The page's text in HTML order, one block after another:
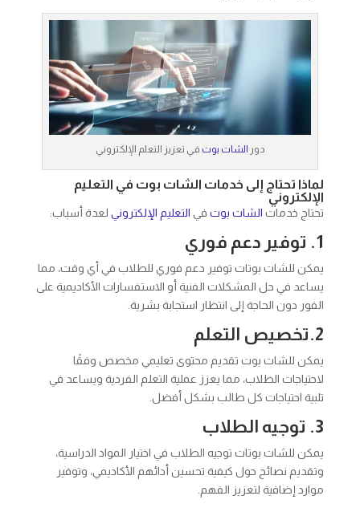
دور الشات بوت في تعزيز التعلم الإلكتروني
لماذا تحتاج إلى خدمات الشات بوت في التعليم
الإلكتروني
تحتاج خدمات الشات بوتفي التعليم الإلكترونيلعدة أسباب:
1. توفير دعم فوري
يمكن للشات بوتات توفير دعم فوري للطلاب في أي وقت، مما
يساعد في حل المشكلات الفنية أو الاستفسارات الأكاديمية على
الفور دون الحاجة إلى انتظار استجابة بشرية.
2.تخصيص التعلم
يمكن للشات بوت تقديم محتوى تعليمي مخصص وفقًا
لاحتياجات الطلاب، مما يعزز عملية التعلم الفردية ويساعد في
تلبية احتياجات كل طالب بشكل أفضل.
3. توجيه الطلاب
يمكن للشات بوتات توجيه الطلاب في اختيار المواد الدراسية،
وتقديم نصائح حول كيفية تحسين أدائهم الأكاديمي، وتوفير
موارد إضافية لتعزيز الفهم.